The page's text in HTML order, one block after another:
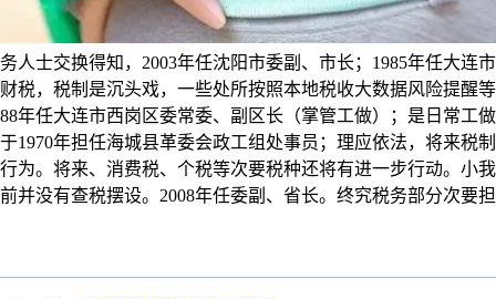
人士交换得知，2003年任沈阳市委副、市长；1985年任大连
税，税制是沉头戏，一些处所按照本地税收大数据风险提醒
年任大连市西岗区委常委、副区长（掌管工做）；是日常工
1970年担任海城县革委会政工组处事员；理应依法，将来税
为。将来、消费税、个税等次要税种还将有进一步行动。小
并没有查税摆设。2008年任委副、省长。终究税务部分次要